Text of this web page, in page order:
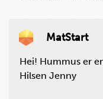
MatStart
Hei! Hummus er
Hilsen Jenny